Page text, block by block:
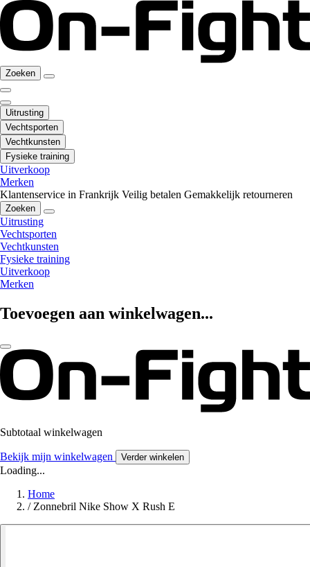
Zoeken
Uitrusting
Vechtsporten
Vechtkunsten
Fysieke training
Uitverkoop
Merken
Klantenservice in Frankrijk Veilig betalen Gemakkelijk retourneren
Zoeken
Uitrusting
Vechtsporten
Vechtkunsten
Fysieke training
Uitverkoop
Merken
Toevoegen aan winkelwagen...
Subtotaal winkelwagen
Bekijk mijn winkelwagen Verder winkelen
Loading...
Home
/ Zonnebril Nike Show X Rush E